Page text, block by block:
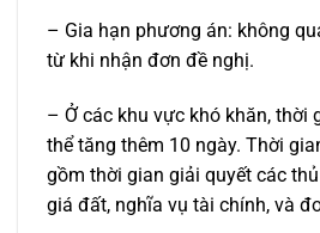
– Gia hạn phương án: không
từ khi nhận đơn đề nghị.
– Ở các khu vực khó khăn, thời
thể tăng thêm 10 ngày. Thời
gồm thời gian giải quyết các
giá đất, nghĩa vụ tài chính, và